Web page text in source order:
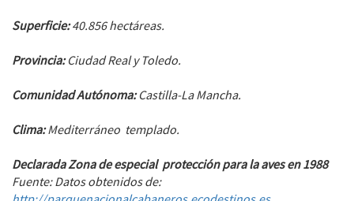
Superficie:40.856 hectáreas.
Provincia:Ciudad Real y Toledo.
Comunidad Autónoma:Castilla-La Mancha.
Clima:Mediterráneo templado.
Declarada Zona de especial protección para la aves en 1988
Fuente: Datos obtenidos de: